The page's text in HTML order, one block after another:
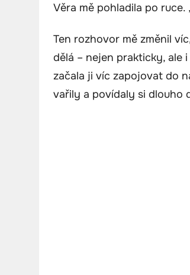
Věra mě pohladila po ruce.
Ten rozhovor mě změnil
dělá – nejen prakticky, ale
začala ji víc zapojovat do
vařily a povídaly si dlouho